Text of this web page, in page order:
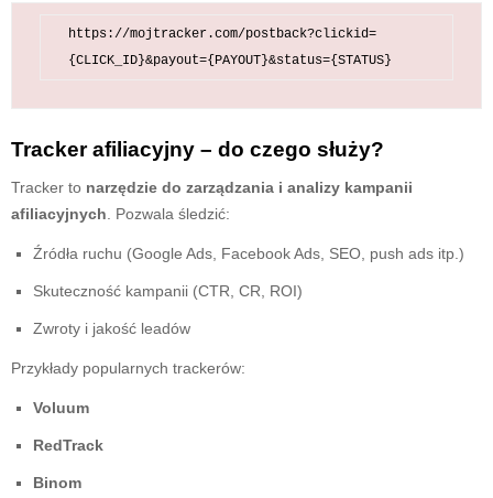
https://mojtracker.com/postback?clickid=
Tracker afiliacyjny – do czego służy?
Tracker to narzędzie do zarządzania i analizy kampanii
afiliacyjnych . Pozwala śledzić:
Źródła ruchu (Google Ads, Facebook Ads, SEO, push ads itp.)
Skuteczność kampanii (CTR, CR, ROI)
Zwroty i jakość leadów
Przykłady popularnych trackerów:
Voluum
RedTrack
Binom